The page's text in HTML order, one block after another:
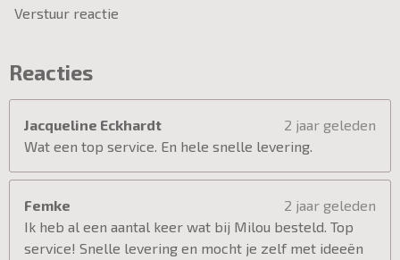
Verstuur reactie
Reacties
Jacqueline Eckhardt
2 jaar geleden
Wat een top service. En hele snelle levering.
Femke
2 jaar geleden
Ik heb al een aantal keer wat bij Milou besteld. Top
service! Snelle levering en mocht je zelf met ideeën